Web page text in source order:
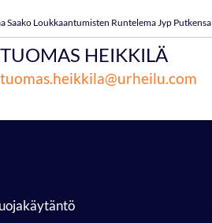
Saako Loukkaantumisten Runtelema Jyp
TUOMAS HEIKKILÄ
tuomas.heikkila@urheilu.com